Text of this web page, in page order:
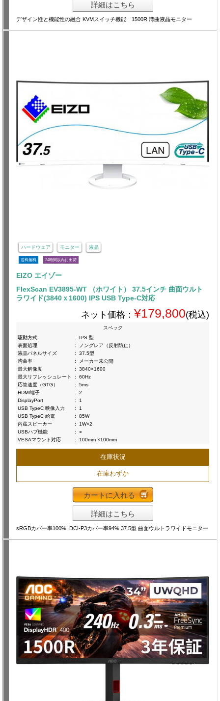
詳細はこちら
デザイン性と機能性の融合 KVMスイッチ機能 1500R 湾曲液晶モニター
ハードウェア モニター 液晶
送料無料 24時間以内に出荷
EIZO エイゾー
FlexScan EV3895-WT （ホワイト） 37.5インチ 曲面ウルト
ラワイド(3840ｘ1600) IPS USB Type-C対応
ネット価格： ¥179,800(税込)
スペック
駆動方式
:
IPS 型
表面処理
:
ノングレア（反射防止）
液晶パネルサイズ
:
37.5型
湾曲率
:
メーカー未公開
最大解像度
:
3840×1600
最大リフレッシュレート
:
60Hz
応答速度（GTG）
:
5ms
HDMI端子
:
2
DisplayPort
:
1
USB TypeC 映像入力
:
1
USB TypeC 給電
:
85W
内蔵スピーカー
:
1W×2
USBハブ機能
:
○
VESAマウント対応
: 100mm ×100mm
在庫状況
在庫わずか
カートに入れる
詳細はこちら
sRGBカバー率100%, DCI-P3カバー率94% 37.5型 曲面ウルトラワイドモニター